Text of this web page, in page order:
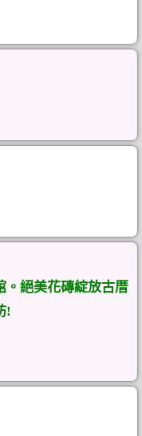
。絕美花磚綻放古厝
!